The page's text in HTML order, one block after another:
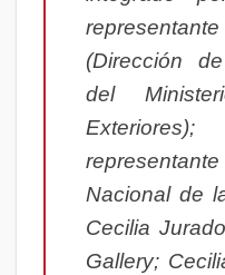
(Dirección
del
Nacional de
Cecilia
Gallery;